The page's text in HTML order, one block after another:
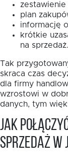
zestawienie
plan
informację
krótkie
na sprzedaż.
Tak
skraca czas
dla firmy
wzrostowi w
danych, tym
Jak
sprzedaż w